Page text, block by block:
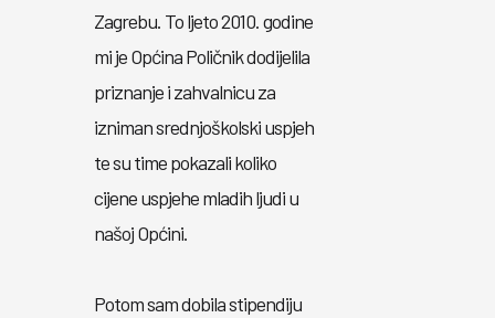
Zagrebu. To ljeto 2010. godine
mi je Općina Poličnik dodijelila
priznanje i zahvalnicu za
izniman srednjoškolski uspjeh
te su time pokazali koliko
cijene uspjehe mladih ljudi u
našoj Općini.
Potom sam dobila stipendiju